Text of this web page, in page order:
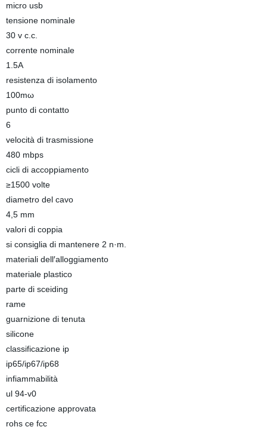
micro usb
tensione nominale
30 v c.c.
corrente nominale
1.5A
resistenza di isolamento
100mω
punto di contatto
6
velocità di trasmissione
480 mbps
cicli di accoppiamento
≥1500 volte
diametro del cavo
4,5 mm
valori di coppia
si consiglia di mantenere 2 n·m.
materiali dell′alloggiamento
materiale plastico
parte di sceiding
rame
guarnizione di tenuta
silicone
classificazione ip
ip65/ip67/ip68
infiammabilità
ul 94-v0
certificazione approvata
rohs ce fcc